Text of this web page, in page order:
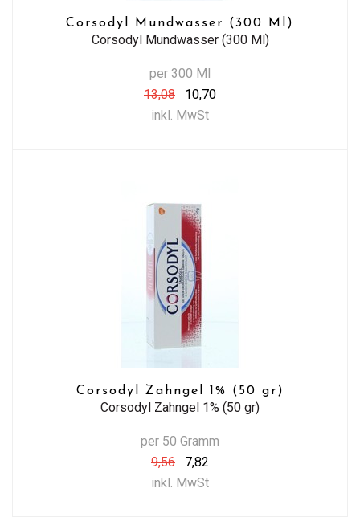
Corsodyl Mundwasser (300 Ml)
Corsodyl Mundwasser (300 Ml)
per 300 Ml
13,08
10,70
inkl. MwSt
Corsodyl Zahngel 1% (50 gr)
Corsodyl Zahngel 1% (50 gr)
per 50 Gramm
9,56
7,82
inkl. MwSt